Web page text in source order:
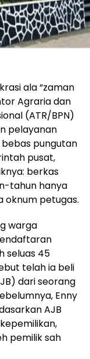
ala “zaman
Agraria dan
(ATR/BPN)
pelayanan
pungutan
pusat,
berkas
tahun hanya
oknum petugas.
warga
seluas 45
telah ia beli
dari seorang
Enny
AJB
pemilik sah